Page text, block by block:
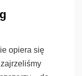
opiera się